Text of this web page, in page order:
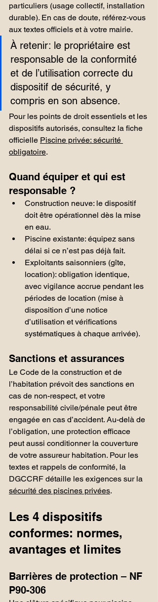
particuliers (usage collectif, installation
durable). En cas de doute, référez-vous
aux textes officiels et à votre mairie.
À retenir: le propriétaire est
responsable de la conformité
et de l’utilisation correcte du
dispositif de sécurité, y
compris en son absence.
Pour les points de droit essentiels et les
dispositifs autorisés, consultez la fiche
officielle Piscine privée: sécurité
obligatoire.
Quand équiper et qui est
responsable ?
Construction neuve: le dispositif
doit être opérationnel dès la mise
en eau.
Piscine existante: équipez sans
délai si ce n’est pas déjà fait.
Exploitants saisonniers (gîte,
location): obligation identique,
avec vigilance accrue pendant les
périodes de location (mise à
disposition d’une notice
d’utilisation et vérifications
systématiques à chaque arrivée).
Sanctions et assurances
Le Code de la construction et de
l’habitation prévoit des sanctions en
cas de non-respect, et votre
responsabilité civile/pénale peut être
engagée en cas d’accident. Au-delà de
l’obligation, une protection efficace
peut aussi conditionner la couverture
de votre assureur habitation. Pour les
textes et rappels de conformité, la
DGCCRF détaille les exigences sur la
sécurité des piscines privées.
Les 4 dispositifs
conformes: normes,
avantages et limites
Barrières de protection – NF
P90-306